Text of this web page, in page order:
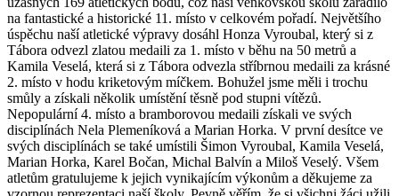
na fantastické a historické 11. místo v celkovém pořadí. Největšího
úspěchu naší atletické výpravy dosáhl Honza Vyroubal, který si z
Tábora odvezl zlatou medaili za 1. místo v běhu na 50 metrů a
Kamila Veselá, která si z Tábora odvezla stříbrnou medaili za krásné
2. místo v hodu kriketovým míčkem. Bohužel jsme měli i trochu
smůly a získali několik umístění těsně pod stupni vítězů.
Nepopulární 4. místo a bramborovou medaili získali ve svých
disciplínách Nela Plemeníková a Marian Horka. V první desítce ve
svých disciplínách se také umístili Šimon Vyroubal, Kamila Veselá,
Marian Horka, Karel Bočan, Michal Balvín a Miloš Veselý. Všem
atletům gratulujeme k jejich vynikajícím výkonům a děkujeme za